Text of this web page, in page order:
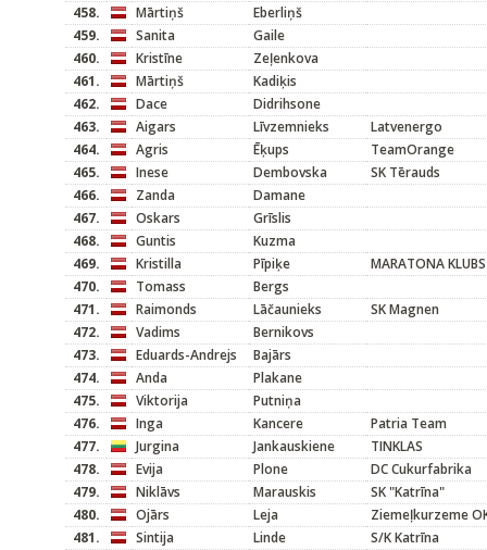
458.
Mārtiņš
Eberliņš
459.
Sanita
Gaile
460.
Kristīne
Zeļenkova
461.
Mārtiņš
Kadiķis
462.
Dace
Didrihsone
463.
Aigars Līvzemnieks
Latvenergo
464.
Agris Ēķups
TeamOrange
465.
Inese Dembovska
SK Tērauds
466.
Zanda
Damane
467.
Oskars
Grīslis
468.
Guntis
Kuzma
469.
Kristilla Pīpiķe
MARATONA KLUBS
470.
Tomass
Bergs
471.
Raimonds Lāčaunieks
SK Magnen
472.
Vadims
Bernikovs
473.
Eduards-Andrejs
Bajārs
474.
Anda
Plakane
475.
Viktorija
Putniņa
476.
Inga Kancere
Patria Team
477.
Jurgina Jankauskiene
TINKLAS
478.
Evija Plone
DC Cukurfabrika
479.
Niklāvs Marauskis
SK "Katrīna"
480.
Ojārs Leja
Ziemeļkurzeme
481.
Sintija Linde
S/K Katrīna